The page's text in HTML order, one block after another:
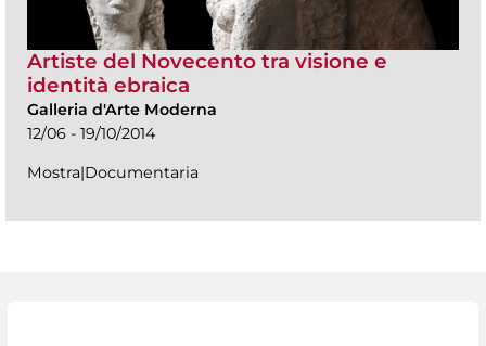
Artiste del Novecento tra visione e
identità ebraica
Galleria d'Arte Moderna
12/06 - 19/10/2014
Mostra|Documentaria